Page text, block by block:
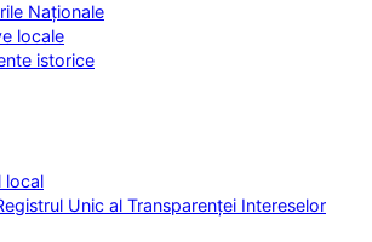
Naționale
locale
istorice
local
Unic al Transparenței Intereselor